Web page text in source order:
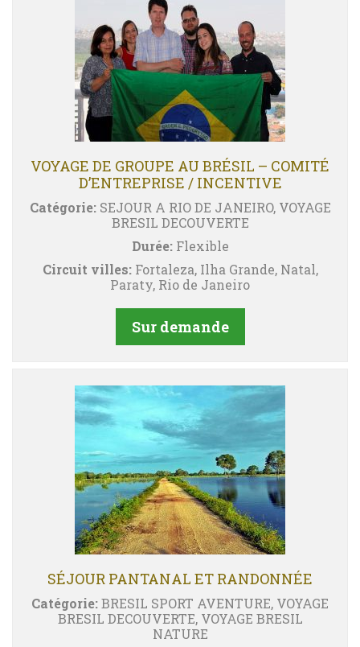
VOYAGE DE GROUPE AU BRÉSIL – COMITÉ
D’ENTREPRISE / INCENTIVE
Catégorie:SEJOUR A RIO DE JANEIRO, VOYAGE
BRESIL DECOUVERTE
Durée:Flexible
Circuit villes:Fortaleza, Ilha Grande, Natal,
Paraty, Rio de Janeiro
Sur demande
SÉJOUR PANTANAL ET RANDONNÉE
Catégorie:BRESIL SPORT AVENTURE, VOYAGE
BRESIL DECOUVERTE, VOYAGE BRESIL
NATURE